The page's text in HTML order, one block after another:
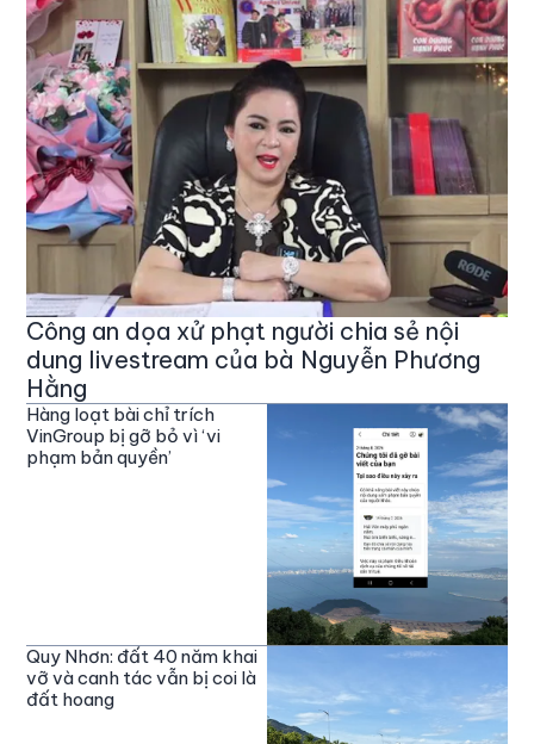
Công an dọa xử phạt người chia sẻ nội
dung livestream của bà Nguyễn Phương
Hằng
Hàng loạt bài chỉ trích
VinGroup bị gỡ bỏ vì ‘vi
phạm bản quyền’
Quy Nhơn: đất 40 năm khai
vỡ và canh tác vẫn bị coi là
đất hoang